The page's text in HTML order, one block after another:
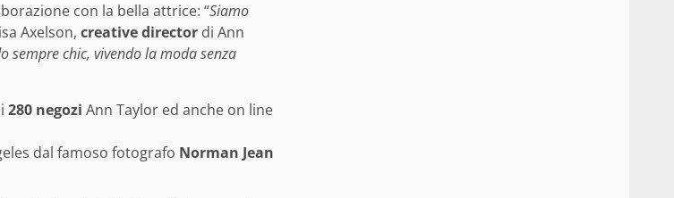
con la bella attrice: “Siamo
Axelson, creative director di Ann
sempre chic, vivendo la moda senza
280 negozi Ann Taylor ed anche on line
dal famoso fotografo Norman Jean